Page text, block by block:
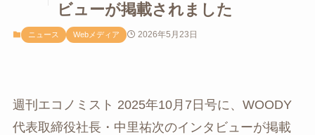
ビューが掲載されました
ニュース Webメディア 2026年5月23日
週刊エコノミスト 2025年10月7日号に、WOODY
代表取締役社長・中里祐次のインタビューが掲載